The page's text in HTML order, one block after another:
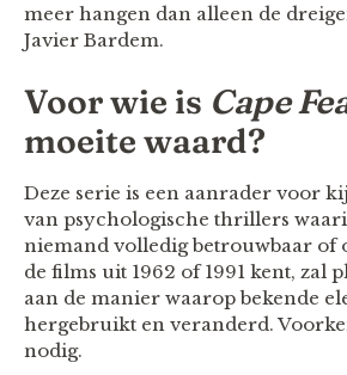
meer hangen dan alleen de
Javier Bardem.
Voor wie is Cape
moeite waard?
Deze serie is een aanrader voor
van psychologische thrillers
niemand volledig betrouwbaar of
de films uit 1962 of 1991 kent, zal
aan de manier waarop bekende
hergebruikt en veranderd.
nodig.